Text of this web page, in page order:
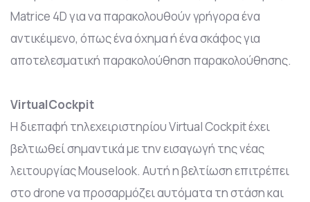
Matrice 4D για να παρακολουθούν γρήγορα ένα
αντικέιμενο, όπως ένα όχημα ή ένα σκάφος για
αποτελεσματική παρακολούθηση παρακολούθησης.
VirtualCockpit
Η διεπαφή τηλεχειριστηρίου Virtual Cockpit έχει
βελτιωθεί σημαντικά με την εισαγωγή της νέας
λειτουργίας Mouselook. Αυτή η βελτίωση επιτρέπει
στο drone να προσαρμόζει αυτόματα τη στάση και